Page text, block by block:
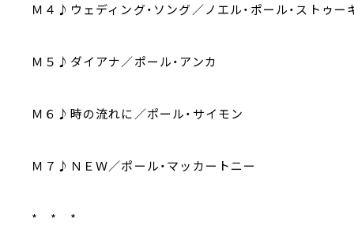
Ｍ４♪ウェディング・ソング／ノエル・ポール・ストゥー
Ｍ５♪ダイアナ／ポール・アンカ
Ｍ６♪時の流れに／ポール・サイモン
Ｍ７♪ＮＥＷ／ポール・マッカートニー
* * *